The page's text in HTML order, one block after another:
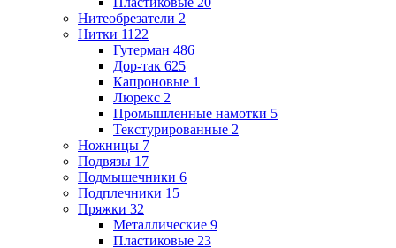
Нитеобрезатели 2
Нитки 1122
Гутерман 486
Дор-так 625
Капроновые 1
Люрекс 2
Промышленные намотки 5
Текстурированные 2
Ножницы 7
Подвязы 17
Подмышечники 6
Подплечники 15
Пряжки 32
Металлические 9
Пластиковые 23